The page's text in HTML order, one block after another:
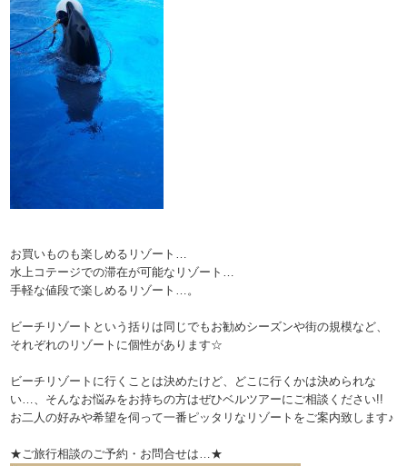
お買いものも楽しめるリゾート…
水上コテージでの滞在が可能なリゾート…
手軽な値段で楽しめるリゾート…。
ビーチリゾートという括りは同じでもお勧めシーズンや街の規模など、
それぞれのリゾートに個性があります☆
ビーチリゾートに行くことは決めたけど、どこに行くかは決められな
い…、そんなお悩みをお持ちの方はぜひベルツアーにご相談ください!!
お二人の好みや希望を伺って一番ピッタリなリゾートをご案内致します♪
★ご旅行相談のご予約・お問合せは…★